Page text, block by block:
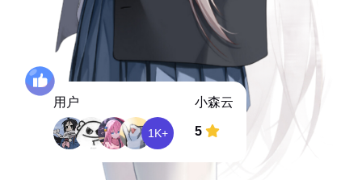
用户
1K+
小森云
5